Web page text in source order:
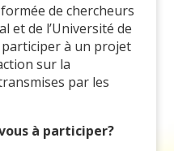
de chercheurs
et de l’Université de
à un projet
sur la
par les
à participer?